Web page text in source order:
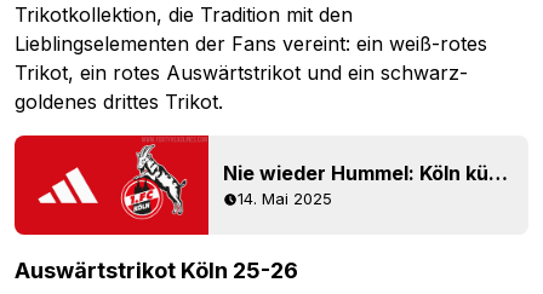
Trikotkollektion, die Tradition mit den
Lieblingselementen der Fans vereint: ein weiß-rotes
Trikot, ein rotes Auswärtstrikot und ein schwarz-
goldenes drittes Trikot.
Nie wieder Hummel: Köln kündigt Adidas-Trikot-Deal an - gültig ab Saison 2026-27
14. Mai 2025
Auswärtstrikot Köln 25-26